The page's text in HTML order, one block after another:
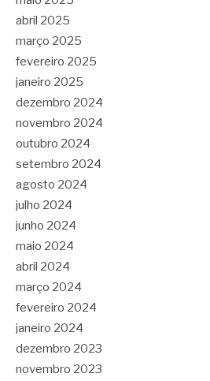
abril 2025
março 2025
fevereiro 2025
janeiro 2025
dezembro 2024
novembro 2024
outubro 2024
setembro 2024
agosto 2024
julho 2024
junho 2024
maio 2024
abril 2024
março 2024
fevereiro 2024
janeiro 2024
dezembro 2023
novembro 2023